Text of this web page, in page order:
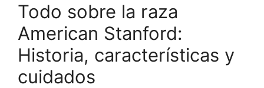
Todo sobre la raza
American Stanford:
Historia, características y
cuidados